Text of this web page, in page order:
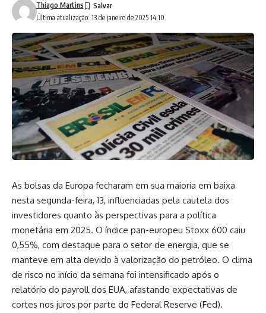
Última atualização: 13 de janeiro de 2025 14:10
Thiago Martins
As bolsas da Europa fecharam em sua maioria em baixa
nesta segunda-feira, 13, influenciadas pela cautela dos
investidores quanto às perspectivas para a política
monetária em 2025. O índice pan-europeu Stoxx 600 caiu
0,55%, com destaque para o setor de energia, que se
manteve em alta devido à valorização do petróleo. O clima
de risco no início da semana foi intensificado após o
relatório do payroll dos EUA, afastando expectativas de
cortes nos juros por parte do Federal Reserve (Fed).